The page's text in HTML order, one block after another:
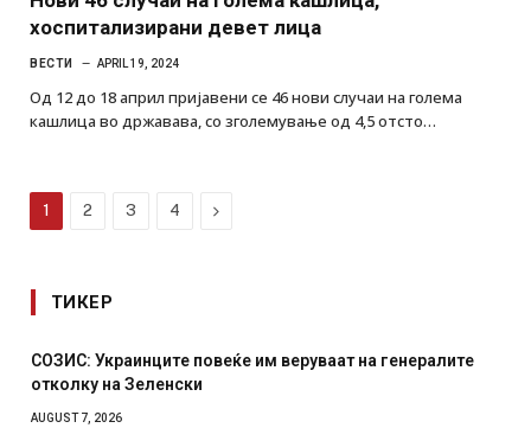
хоспитализирани девет лица
ВЕСТИ APRIL 19, 2024
Од 12 до 18 април пријавени се 46 нови случаи на голема
кашлица во државава, со зголемување од 4,5 отсто…
1 2 3 4 Next
ТИКЕР
СОЗИС: Украинците повеќе им веруваат на генералите
отколку на Зеленски
AUGUST 7, 2026